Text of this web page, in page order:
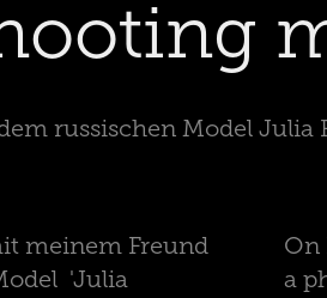
russischen Model Julia
meinem Freund
'Julia
On
a